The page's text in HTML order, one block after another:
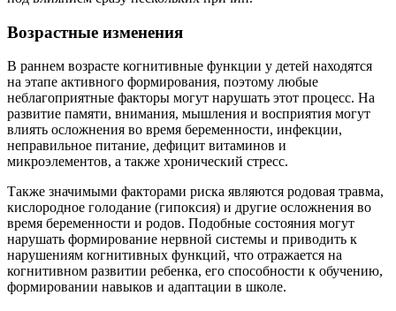
Возрастные изменения
В раннем возрасте когнитивные функции у детей находятся
на этапе активного формирования, поэтому любые
неблагоприятные факторы могут нарушать этот процесс. На
развитие памяти, внимания, мышления и восприятия могут
влиять осложнения во время беременности, инфекции,
неправильное питание, дефицит витаминов и
микроэлементов, а также хронический стресс.
Также значимыми факторами риска являются родовая травма,
кислородное голодание (гипоксия) и другие осложнения во
время беременности и родов. Подобные состояния могут
нарушать формирование нервной системы и приводить к
нарушениям когнитивных функций, что отражается на
когнитивном развитии ребенка, его способности к обучению,
формировании навыков и адаптации в школе.